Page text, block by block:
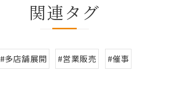
関連タグ
#多店舗展開 #営業販売 #催事